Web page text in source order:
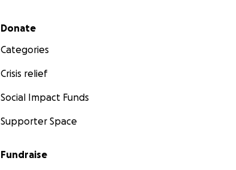
Secondary menu
Donate
Categories
Crisis relief
Social Impact Funds
Supporter Space
Fundraise